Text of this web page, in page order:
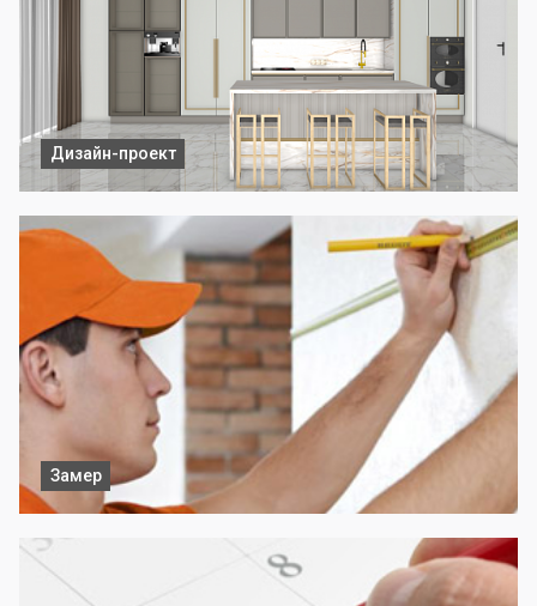
Дизайн-проект
Замер